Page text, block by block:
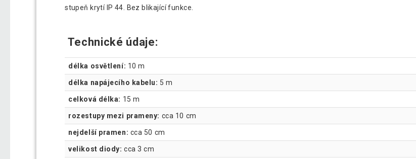
stupeň krytí IP 44. Bez blikající funkce.
Technické údaje:
délka osvětlení: 10 m
délka napájecího kabelu: 5 m
celková délka: 15 m
rozestupy mezi prameny: cca 10 cm
nejdelší pramen: cca 50 cm
velikost diody: cca 3 cm